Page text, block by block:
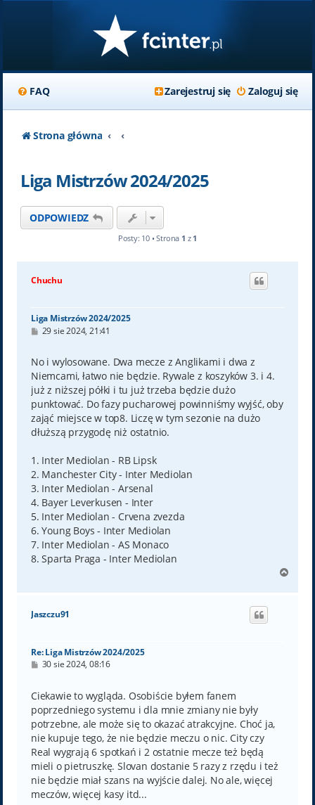
FAQ Zaloguj się
Zarejestruj się
Strona główna
Liga Mistrzów 2024/2025
ODPOWIEDZ
Posty: 10 • Strona 1 z 1
Chuchu
Liga Mistrzów 2024/2025
P
t
29 sie 2024, 21:41
No i wylosowane. Dwa mecze z Anglikami i dwa z
Niemcami, łatwo nie będzie. Rywale z koszyków 3. i 4.
już z niższej półki i tu już trzeba będzie dużo
punktować. Do fazy pucharowej powinniśmy wyjść, oby
zająć miejsce w top8. Liczę w tym sezonie na dużo
dłuższą przygodę niż ostatnio.
1. Inter Mediolan - RB Lipsk
2. Manchester City - Inter Mediolan
3. Inter Mediolan - Arsenal
4. Bayer Leverkusen - Inter
5. Inter Mediolan - Crvena zvezda
6. Young Boys - Inter Mediolan
7. Inter Mediolan - AS Monaco
8. Sparta Praga - Inter Mediolan
g
Jaszczu91
Re: Liga Mistrzów 2024/2025
P
t
30 sie 2024, 08:16
Ciekawie to wygląda. Osobiście byłem fanem
poprzedniego systemu i dla mnie zmiany nie były
potrzebne, ale może się to okazać atrakcyjne. Choć ja,
nie kupuje tego, że nie będzie meczu o nic. City czy
Real wygrają 6 spotkań i 2 ostatnie mecze też będą
mieli o pietruszkę. Slovan dostanie 5 razy z rzędu i też
nie będzie miał szans na wyjście dalej. No ale, więcej
meczów, więcej kasy itd...